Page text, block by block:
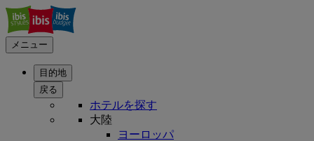
メニュー
目的地
戻る
ホテルを探す
大陸
ヨーロッパ